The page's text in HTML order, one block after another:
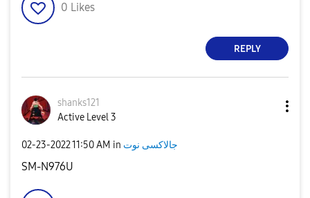
0 Likes
REPLY
shanks121
Active Level 3
‎02-23-202211:50 AM in جالاكسى نوت
SM-N976U